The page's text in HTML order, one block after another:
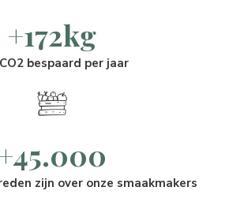
+172kg
bespaard per jaar
zijn over onze smaakmakers